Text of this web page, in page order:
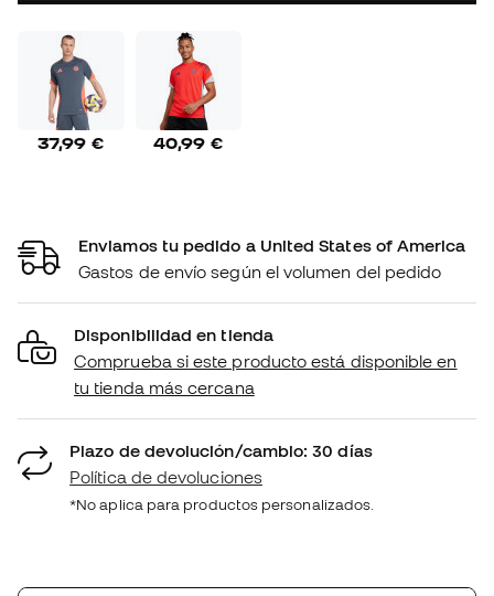
37,99 € 40,99 €
Enviamos tu pedido a United States of America
Gastos de envío según el volumen del pedido
Disponibilidad en tienda
Comprueba si este producto está disponible en
tu tienda más cercana
Plazo de devolución/cambio: 30 días
Política de devoluciones
*No aplica para productos personalizados.